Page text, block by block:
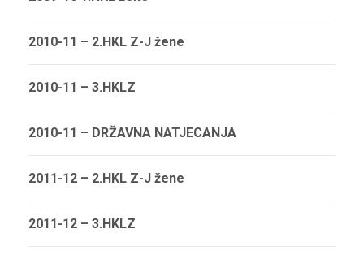
2010-11 – 2.HKL Z-J žene
2010-11 – 3.HKLZ
2010-11 – DRŽAVNA NATJECANJA
2011-12 – 2.HKL Z-J žene
2011-12 – 3.HKLZ